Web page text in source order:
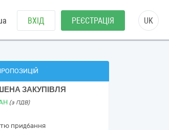
ВХІД РЕЄСТРАЦІЯ UK
ЗАКУПІВЛЯ
(з ПДВ)
придбання